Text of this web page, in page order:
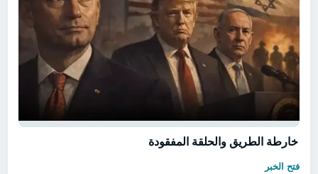
خارطة الطريق والحلقة المفقودة
فتح الخبر